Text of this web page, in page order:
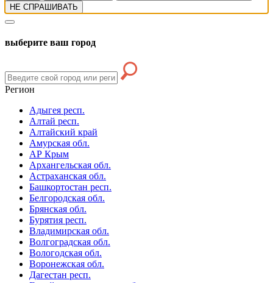
НЕ СПРАШИВАТЬ
выберите ваш город
Регион
Адыгея респ.
Алтай респ.
Алтайский край
Амурская обл.
АР Крым
Архангельская обл.
Астраханская обл.
Башкортостан респ.
Белгородская обл.
Брянская обл.
Бурятия респ.
Владимирская обл.
Волгоградская обл.
Вологодская обл.
Воронежская обл.
Дагестан респ.